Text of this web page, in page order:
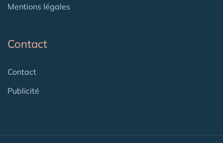
Mentions légales
Contact
Contact
Publicité